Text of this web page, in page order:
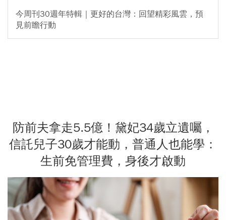
今周刊30週年特輯｜更好的台灣：回望精彩風雲，預
見前瞻行動
防前夫拿走5.5億！黛妃34歲立遺囑，
信託兒子30歲才能動，普通人也能學：
生前免管理費，身後才啟動